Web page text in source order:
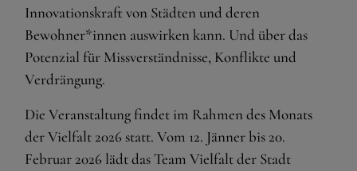
Innovationskraft von Städten und deren
Bewohner*innen auswirken kann. Und über das
Potenzial für Missverständnisse, Konflikte und
Verdrängung.
Die Veranstaltung findet im Rahmen des Monats
der Vielfalt 2026 statt. Vom 12. Jänner bis 20.
Februar 2026 lädt das Team Vielfalt der Stadt